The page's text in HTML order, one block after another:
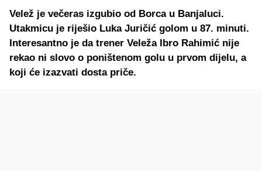
Velež je večeras izgubio od Borca u Banjaluci.
Utakmicu je riješio Luka Juričić golom u 87. minuti.
Interesantno je da trener Veleža Ibro Rahimić nije
rekao ni slovo o poništenom golu u prvom dijelu, a
koji će izazvati dosta priče.